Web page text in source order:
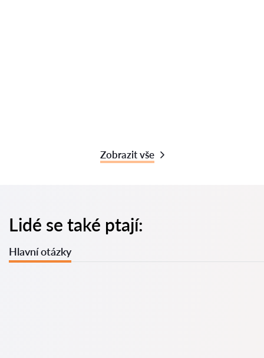
Zobrazit vše
Lidé se také ptají:
Hlavní otázky